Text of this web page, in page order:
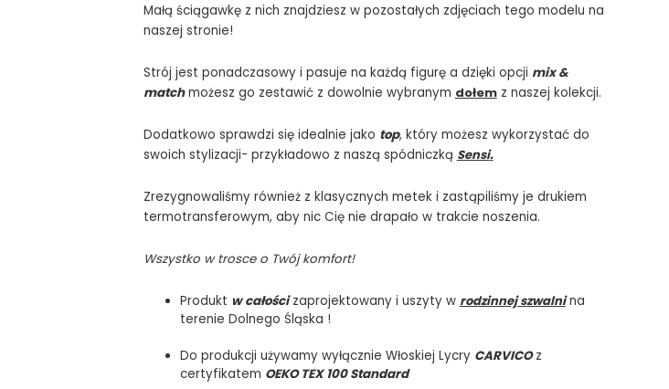
Małą ściągawkę z nich znajdziesz w pozostałych zdjęciach tego modelu na
naszej stronie!
Strój jest ponadczasowy i pasuje na każdą figurę a dzięki opcji mix &
matchmożesz go zestawić z dowolnie wybranym dołemz naszej kolekcji.
Dodatkowo sprawdzi się idealnie jako top, który możesz wykorzystać do
swoich stylizacji- przykładowo z naszą spódniczką Sensi.
Zrezygnowaliśmy również z klasycznych metek i zastąpiliśmy je drukiem
termotransferowym, aby nic Cię nie drapało w trakcie noszenia.
Wszystko w trosce o Twój komfort!
Produkt w całościzaprojektowany i uszyty w rodzinnej szwalnina
terenie Dolnego Śląska !
Do produkcji używamy wyłącznie Włoskiej Lycry CARVICOz
certyfikatem OEKO TEX 100 Standard